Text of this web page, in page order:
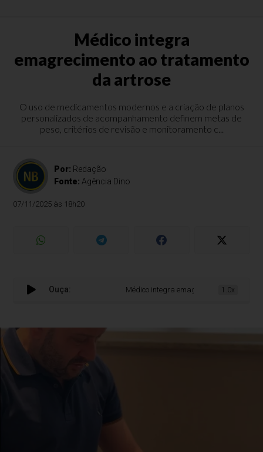
Médico integra
emagrecimento ao tratamento
da artrose
O uso de medicamentos modernos e a criação de planos
personalizados de acompanhamento definem metas de
peso, critérios de revisão e monitoramento c...
Por: Redação
Fonte: Agência Dino
07/11/2025 às 18h20
Ouça: Médico integra emagrecimento ao
1.0x